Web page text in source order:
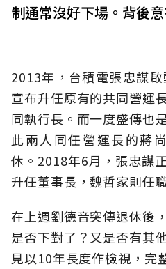
制通常沒好下場。背後
2013年，台積電張忠謀
宣布升任原有的共同營運
同執行長。而一度盛傳也
此兩人同任營運長的蔣
休。2018年6月，張忠謀
升任董事長，魏哲家則任
在上週劉德音突傳退休後
是否下對了？又是否有其
見以10年長度作檢視，完